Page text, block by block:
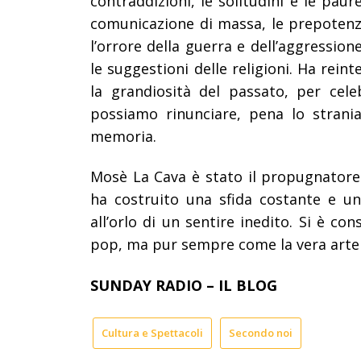
comunicazione di massa, le
l’orrore della guerra e
le suggestioni delle religioni. Ha
la grandiosità del passato, per
possiamo rinunciare, pena lo
memoria.
Mosè La Cava è stato il
ha costruito una sfida costante e
all’orlo di un sentire inedito. Si è
pop, ma pur sempre come la vera
SUNDAY RADIO – IL BLOG
Cultura e Spettacoli Secondo noi